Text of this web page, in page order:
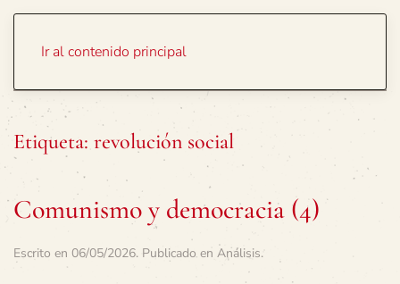
Ir al contenido principal
Etiqueta: revolución social
Comunismo y democracia (4)
Escrito en 06/05/2026. Publicado en Análisis.